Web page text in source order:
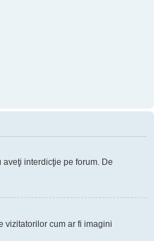
interdicţie pe forum. De
vizitatorilor cum ar fi imagini